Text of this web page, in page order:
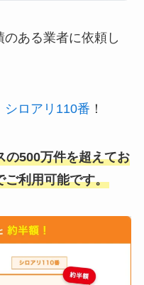
のある業者に依頼し
シロアリ110番 ！
の500万件を超えてお
ご利用可能です。